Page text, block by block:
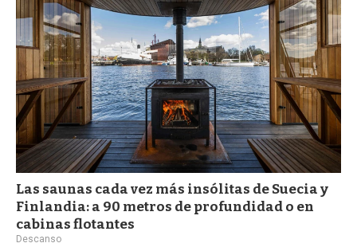
Las saunas cada vez más insólitas de Suecia y
Finlandia: a 90 metros de profundidad o en
cabinas flotantes
Descanso